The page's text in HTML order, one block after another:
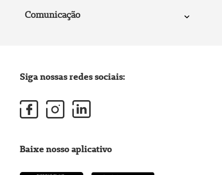
Comunicação
Siga nossas redes sociais:
Baixe nosso aplicativo